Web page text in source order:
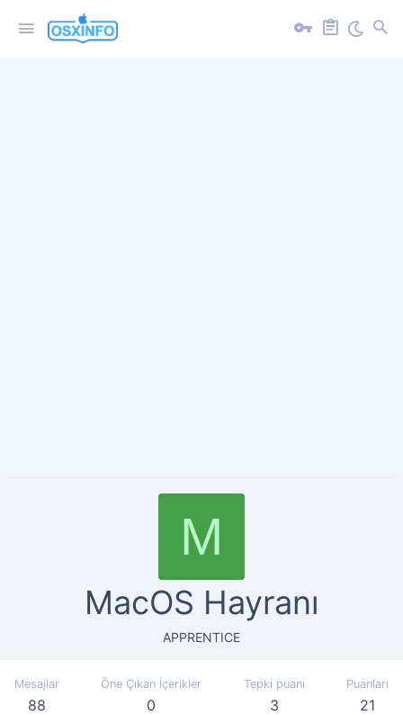
M
MacOS Hayranı
APPRENTICE
Mesajlar
88
Öne Çıkan İçerikler
0
Tepki puanı
3
Puanları
21